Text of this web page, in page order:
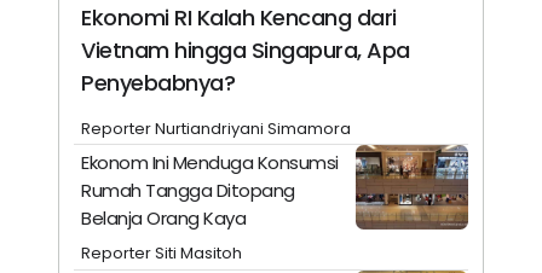
Ekonomi RI Kalah Kencang dari
Vietnam hingga Singapura, Apa
Penyebabnya?
Reporter Nurtiandriyani Simamora
Ekonom Ini Menduga Konsumsi
Rumah Tangga Ditopang
Belanja Orang Kaya
Reporter Siti Masitoh